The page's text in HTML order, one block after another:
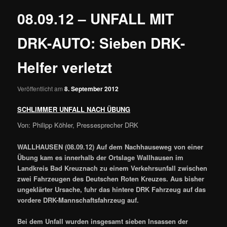
08.09.12 – UNFALL MIT
DRK-AUTO: Sieben DRK-
Helfer verletzt
Veröffentlicht am8. September 2012
SCHLIMMER UNFALL NACH ÜBUNG
Von: Philipp Köhler, Pressesprecher DRK
WALLHAUSEN (08.09.12) Auf dem Nachhauseweg von einer
Übung kam es innerhalb der Ortslage Wallhausen im
Landkreis Bad Kreuznach zu einem Verkehrsunfall zwischen
zwei Fahrzeugen des Deutschen Roten Kreuzes. Aus bisher
ungeklärter Ursache, fuhr das hintere DRK Fahrzeug auf das
vordere DRK-Mannschaftsfahrzeug auf.
Bei dem Unfall wurden insgesamt sieben Insassen der